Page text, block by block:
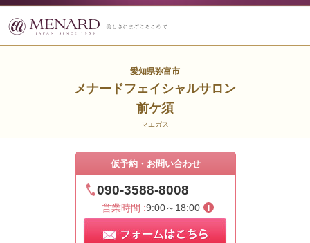
愛知県弥富市
メナードフェイシャルサロン
前ケ須
マエガス
仮予約・お問い合わせ
090-3588-8008
営業時間 :9:00～18:00